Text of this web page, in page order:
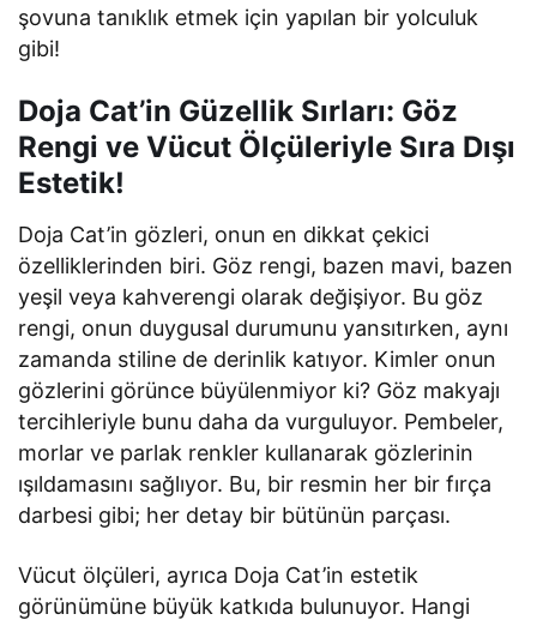
şovuna tanıklık etmek için yapılan bir yolculuk
gibi!
Doja Cat’in Güzellik Sırları: Göz
Rengi ve Vücut Ölçüleriyle Sıra Dışı
Estetik!
Doja Cat’in gözleri, onun en dikkat çekici
özelliklerinden biri. Göz rengi, bazen mavi, bazen
yeşil veya kahverengi olarak değişiyor. Bu göz
rengi, onun duygusal durumunu yansıtırken, aynı
zamanda stiline de derinlik katıyor. Kimler onun
gözlerini görünce büyülenmiyor ki? Göz makyajı
tercihleriyle bunu daha da vurguluyor. Pembeler,
morlar ve parlak renkler kullanarak gözlerinin
ışıldamasını sağlıyor. Bu, bir resmin her bir fırça
darbesi gibi; her detay bir bütünün parçası.
Vücut ölçüleri, ayrıca Doja Cat’in estetik
görünümüne büyük katkıda bulunuyor. Hangi